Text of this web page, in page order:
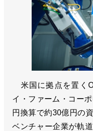
米国に拠点を置く
イ・ファーム・コー
円換算で約30億円の
ベンチャー企業が軌